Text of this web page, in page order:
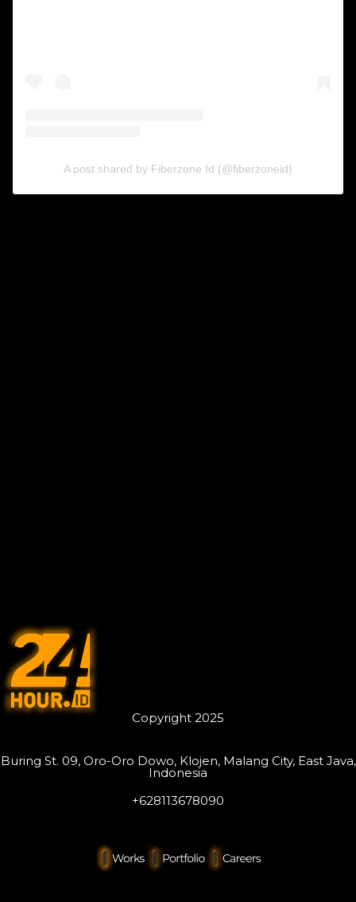
A post shared by Fiberzone Id (@fiberzoneid)
Copyright 2025
Buring St. 09, Oro-Oro Dowo, Klojen, Malang City, East Java,
Indonesia
+628113678090